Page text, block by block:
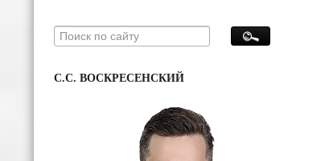
С.С. ВОСКРЕСЕНСКИЙ